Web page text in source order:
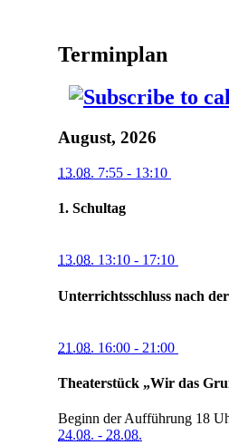
Terminplan
August, 2026
13.08. 7:55 - 13:10
1. Schultag
13.08. 13:10 - 17:10
Unterrichtsschluss nach
21.08. 16:00 - 21:00
Theaterstück „Wir das
Beginn der Aufführung 18
24.08. - 28.08.